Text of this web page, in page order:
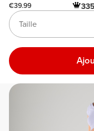
€39.99
Taille